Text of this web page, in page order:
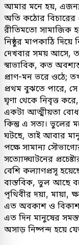
আমার মনে হয়, এজন্য
অতি কঠোর বিচারের
রীতিমতো সামাজিক
নিষ্ঠুর মাপকাঠি
দেখবার সময় আসে,
স্বাভাবিক, কত
প্রাণ-মন ভরে ওঠে;
প্রথম বুঝতে পারে,
ঘৃণা থেকে নিবৃত্ত
একটা আত্মীয়তা
কিন্তু এ সত্য। ভুলের
ঘটছে, তাই আবার
পক্ষে সামান্য
সত্যোদ্ঘাটনের
বেশি কল্যাণপ্রসূ
বাস্তবিক, ভুল আছে
পৃথিবীর দয়া, মায়া,
এত অবকাশ ও বিকাশ
এত দিন মানুষের সমস্ত
অসাড় নিষ্পন্দ হয়ে